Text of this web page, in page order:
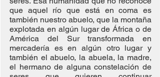
que aquel río que está en coma es
también nuestro abuelo, que la montaña
explotada en algún lugar de África o de
América del Sur transformada en
mercadería es en algún otro lugar y
también el abuelo, la abuela, la madre,
el hermano de alguna constelación de